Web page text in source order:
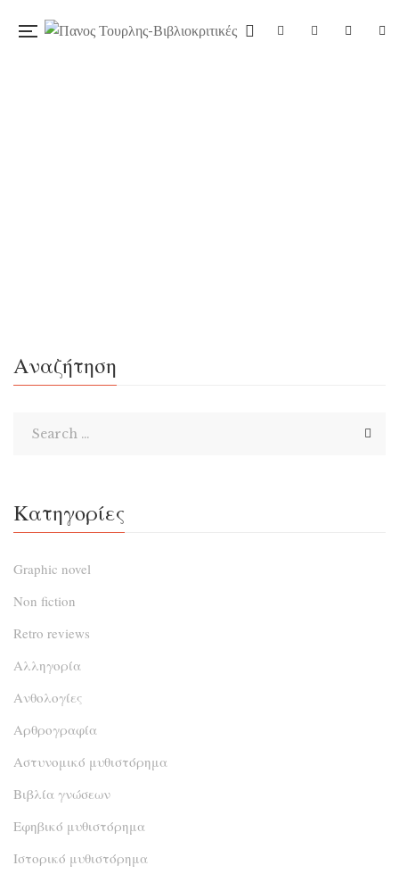
μεταναστεύσει στην Αυστραλία; Ένα επεισόδιο, μια
παρεξήγηση. Kαι ποιος αποφάσιζε όταν, δέκα χρόνια
Αυστραλία; Σίγουρα όχι ο ίδιος. Αποφάσιζε μήπως η […]
Αναζήτηση
Κατηγορίες
Graphic novel
Non fiction
Retro reviews
Αλληγορία
Ανθολογίες
Αρθρογραφία
Αστυνομικό μυθιστόρημα
Βιβλία γνώσεων
Εφηβικό μυθιστόρημα
Ιστορικό μυθιστόρημα